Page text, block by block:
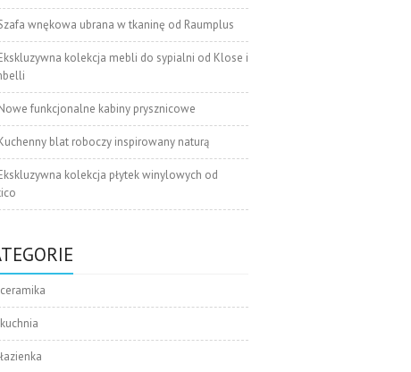
wnękowa ubrana w tkaninę od Raumplus
kolekcja mebli do sypialni od Klose i
funkcjonalne kabiny prysznicowe
blat roboczy inspirowany naturą
kolekcja płytek winylowych od
ceramika
kuchnia
łazienka